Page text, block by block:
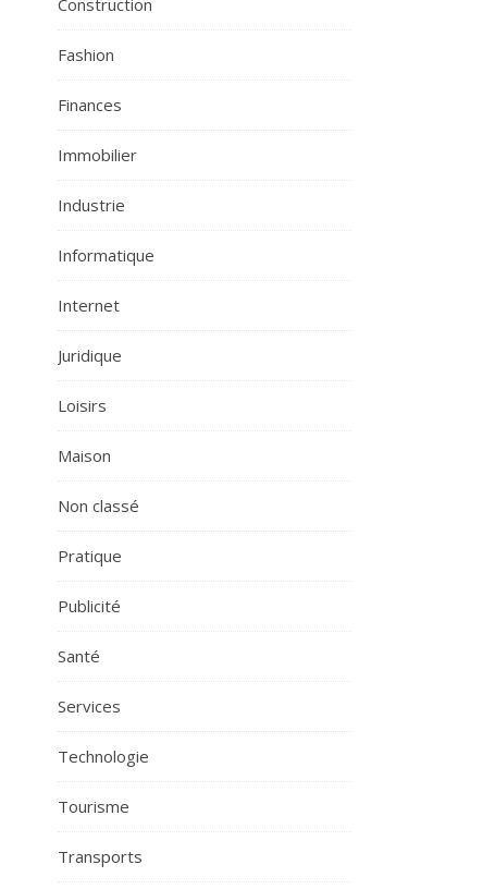
Construction
Fashion
Finances
Immobilier
Industrie
Informatique
Internet
Juridique
Loisirs
Maison
Non classé
Pratique
Publicité
Santé
Services
Technologie
Tourisme
Transports